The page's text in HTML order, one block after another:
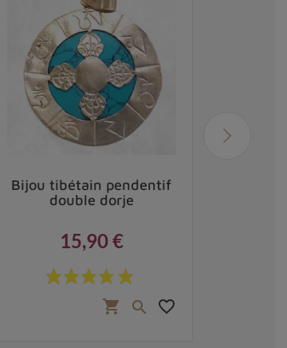
Bijou tibétain pendentif
double dorje
Prix
15,90 €
shopping_cart  favorite_border